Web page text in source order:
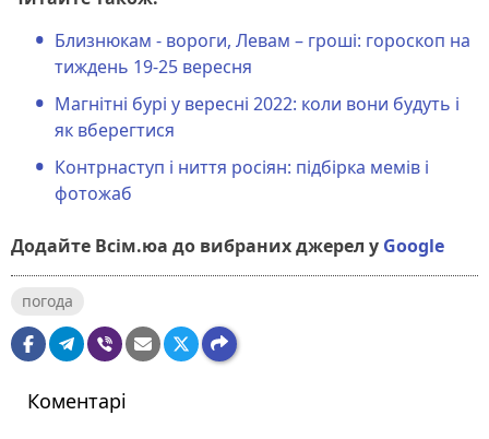
Близнюкам - вороги, Левам – гроші: гороскоп на
тиждень 19-25 вересня
Магнітні бурі у вересні 2022: коли вони будуть і
як вберегтися
Контрнаступ і ниття росіян: підбірка мемів і
фотожаб
Додайте Всім.юа до вибраних джерел у Google
погода
Коментарі